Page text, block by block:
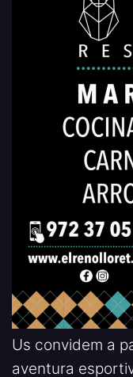
Us convidem a
aventura